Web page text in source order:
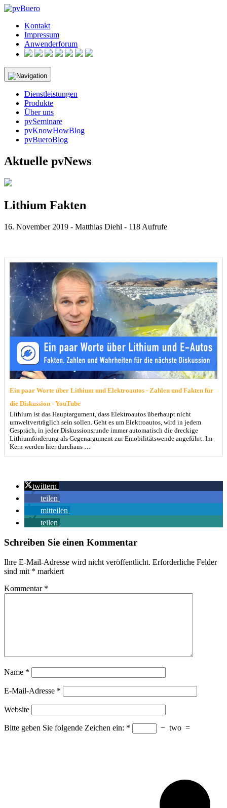
Skip
contentKontakt
Impressum
Anwenderforum
Dienstleistungen
Produkte
Über uns
pvSeminare
pvKnowHowBlog
pvBueroBlog
Aktuelle pvNews
Lithium Fakten
16. November 2019 - Matthias Diehl - 118 Aufrufe
Ein paar Worte über Lithium und Elektroautos - Zahlen und Fakten für
die Diskussion - YouTube
Lithium ist das Hauptargument, dass Elektroautos überhaupt nicht
umweltverträglich sein sollen. Geht es um Elektroautos, wird in jedem
Gespräch, in jeder Diskussionsrunde immer automatisch die dreckige
Lithiumförderung als Gegenargument zur Emobilitätswende angeführt. Im
Kern werden hier durchaus …
twittern
teilen
mitteilen
teilen
Schreiben Sie einen Kommentar
Ihre E-Mail-Adresse wird nicht veröffentlicht. Erforderliche Felder
sind mit * markiert
Kommentar *
Name *
E-Mail-Adresse *
Website
Bitte geben Sie folgende Zeichen ein: * − two =